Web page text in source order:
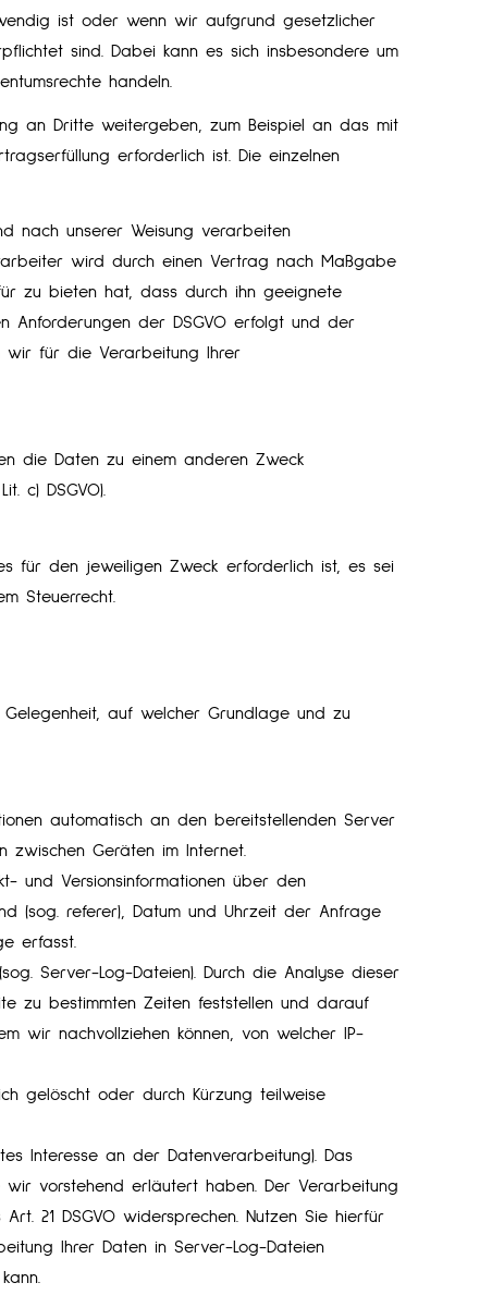
ist oder wenn wir aufgrund gesetzlicher
sind. Dabei kann es sich insbesondere um
handeln.
an Dritte weitergeben, zum Beispiel an das mit
erforderlich ist. Die einzelnen
nach unserer Weisung verarbeiten
wird durch einen Vertrag nach Maßgabe
zu bieten hat, dass durch ihn geeignete
Anforderungen der DSGVO erfolgt und der
wir für die Verarbeitung Ihrer
die Daten zu einem anderen Zweck
c) DSGVO).
für den jeweiligen Zweck erforderlich ist, es sei
Steuerrecht.
auf welcher Grundlage und zu
automatisch an den bereitstellenden Server
zwischen Geräten im Internet.
und Versionsinformationen über den
(sog. referer), Datum und Uhrzeit der Anfrage
erfasst.
Server-Log-Dateien). Durch die Analyse dieser
zu bestimmten Zeiten feststellen und darauf
wir nachvollziehen können, von welcher IP-
gelöscht oder durch Kürzung teilweise
Interesse an der Datenverarbeitung). Das
vorstehend erläutert haben. Der Verarbeitung
21 DSGVO widersprechen. Nutzen Sie hierfür
Ihrer Daten in Server-Log-Dateien